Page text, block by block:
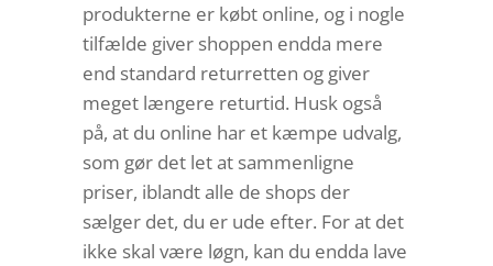
produkterne er købt online, og i nogle
tilfælde giver shoppen endda mere
end standard returretten og giver
meget længere returtid. Husk også
på, at du online har et kæmpe udvalg,
som gør det let at sammenligne
priser, iblandt alle de shops der
sælger det, du er ude efter. For at det
ikke skal være løgn, kan du endda lave